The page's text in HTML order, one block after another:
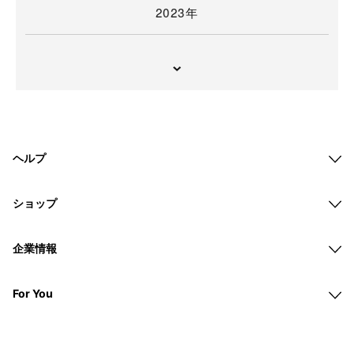
2023年
ヘルプ
ショップ
企業情報
For You